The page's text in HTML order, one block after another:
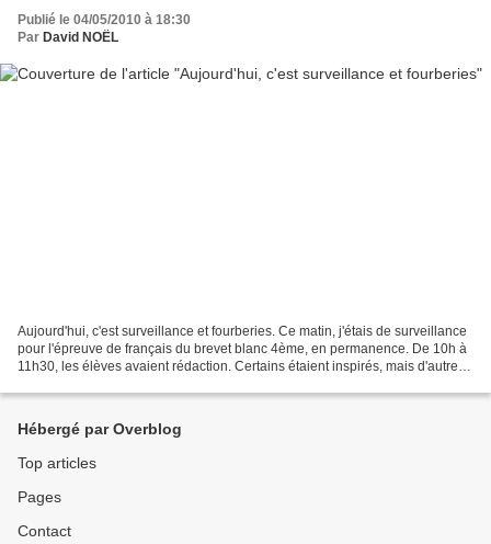
Publié le 04/05/2010 à 18:30
Par David NOËL
Aujourd'hui, c'est surveillance et fourberies. Ce matin, j'étais de surveillance
pour l'épreuve de français du brevet blanc 4ème, en permanence. De 10h à
11h30, les élèves avaient rédaction. Certains étaient inspirés, mais d'autres
Hébergé par Overblog
Top articles
Pages
Contact